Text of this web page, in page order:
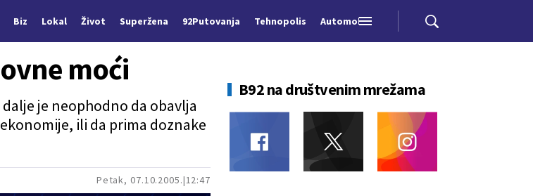
Biz Lokal Život Superžena 92Putovanja Tehnopolis Automobili
Petak, 07.10.2005. 12:47
moći
je neophodno da obavlja
ili da prima doznake
B92 na društvenim mrežama